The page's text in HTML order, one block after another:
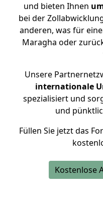
und bieten Ihnen
bei der
anderen, was für
Maragha oder
Unsere
internationale
spezialisiert und
und
Füllen Sie jetzt das
Kostenlose